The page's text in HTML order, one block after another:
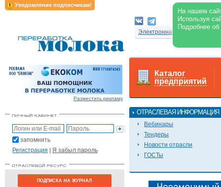
Уведомление подписчикам!
На нашем
Используя
Подробнее
Электронная версия
Разместить рекламу
запомнить
Регистрация | Я забыл пароль
ПОДПИСКА НА ЖУРНАЛ
Каталог
предприятий
ОТРАСЛЕВАЯ ИНФОРМАЦИЯ
Вебинары
Тендеры
Новости отрасли
ГОСТы